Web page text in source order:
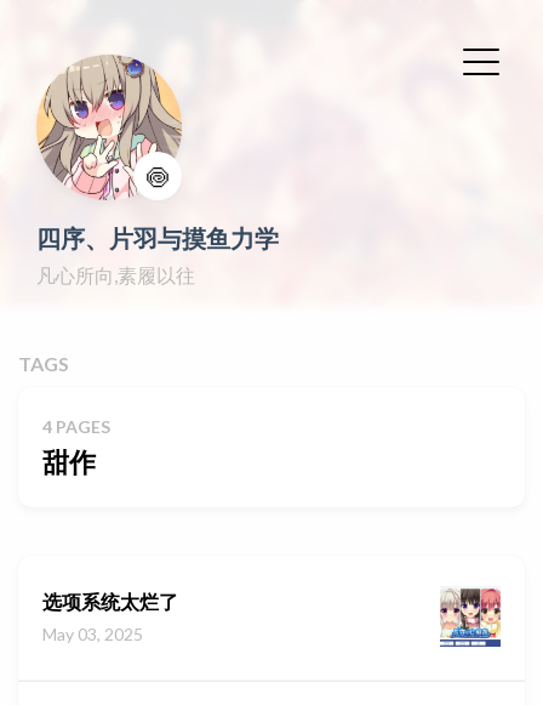
🍥
四序、片羽与摸鱼力学
凡心所向,素履以往
TAGS
4 PAGES
甜作
选项系统太烂了
May 03, 2025